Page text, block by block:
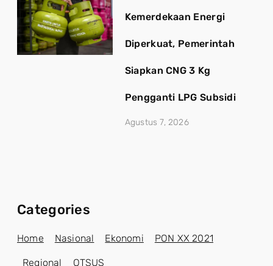
Kemerdekaan Energi
Diperkuat, Pemerintah
Siapkan CNG 3 Kg
Pengganti LPG Subsidi
Agustus 7, 2026
Categories
Home Nasional Ekonomi PON XX 2021
Regional OTSUS